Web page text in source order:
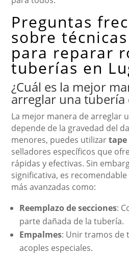
Preguntas
sobre
para reparar
tuberías en
¿Cuál es la mejor
arreglar una tubería
La mejor manera de arreglar
depende de la gravedad del
menores, puedes utilizartape
selladores específicos que
rápidas y efectivas. Sin
significativa, es
más avanzadas como:
Reemplazo de secciones:
parte dañada de la tubería.
Empalmes: Unir tramos de
acoples especiales.